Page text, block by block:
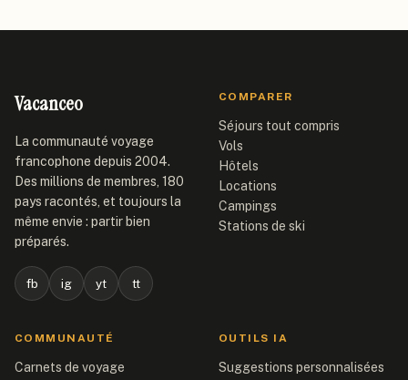
Vacanceo
La communauté voyage
francophone depuis 2004.
Des millions de membres, 180
pays racontés, et toujours la
même envie : partir bien
préparés.
fb ig yt tt
COMPARER
Séjours tout compris
Vols
Hôtels
Locations
Campings
Stations de ski
COMMUNAUTÉ
Carnets de voyage
OUTILS IA
Suggestions personnalisées